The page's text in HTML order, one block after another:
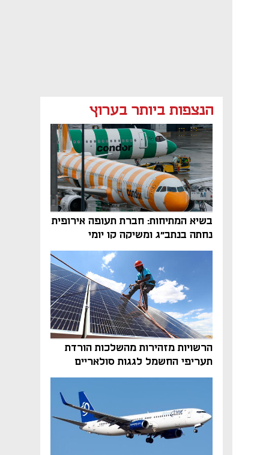
הנצפות ביותר בערוץ
בשיא המתיחות: חברת תעופה אירופית
נחתה בנתב"ג ומשיקה קו יומי
הרשויות מזהירות מהשלכות הורדת
תעריפי החשמל לגגות סולאריים
בסוף השנה